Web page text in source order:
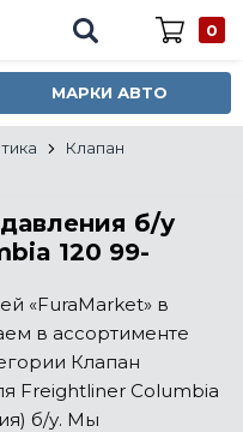
0
МАРКИ АВТО
Клапан
б/у
120 99-
«FuraMarket» в
в ассортименте
Клапан
Freightliner Columbia
б/у. Мы